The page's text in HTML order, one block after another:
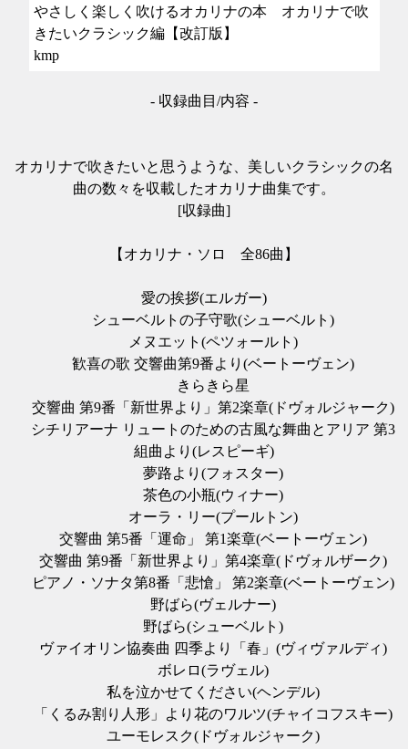
やさしく楽しく吹けるオカリナの本 オカリナで吹
きたいクラシック編【改訂版】
kmp
- 収録曲目/内容 -
オカリナで吹きたいと思うような、美しいクラシックの名
曲の数々を収載したオカリナ曲集です。
[収録曲]
【オカリナ・ソロ 全86曲】
愛の挨拶(エルガー)
シューベルトの子守歌(シューベルト)
メヌエット(ペツォールト)
歓喜の歌 交響曲第9番より(ベートーヴェン)
きらきら星
交響曲 第9番「新世界より」第2楽章(ドヴォルジャーク)
シチリアーナ リュートのための古風な舞曲とアリア 第3
組曲より(レスピーギ)
夢路より(フォスター)
茶色の小瓶(ウィナー)
オーラ・リー(プールトン)
交響曲 第5番「運命」 第1楽章(ベートーヴェン)
交響曲 第9番「新世界より」第4楽章(ドヴォルザーク)
ピアノ・ソナタ第8番「悲愴」 第2楽章(ベートーヴェン)
野ばら(ヴェルナー)
野ばら(シューベルト)
ヴァイオリン協奏曲 四季より「春」(ヴィヴァルディ)
ボレロ(ラヴェル)
私を泣かせてください(ヘンデル)
「くるみ割り人形」より花のワルツ(チャイコフスキー)
ユーモレスク(ドヴォルジャーク)